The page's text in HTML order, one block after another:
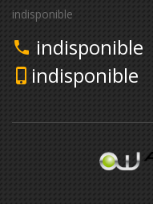
indisponible
indisponible
indisponible